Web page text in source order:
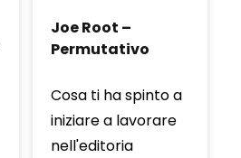
Joe Root –
Permutativo
Cosa ti ha spinto a
iniziare a lavorare
nell'editoria